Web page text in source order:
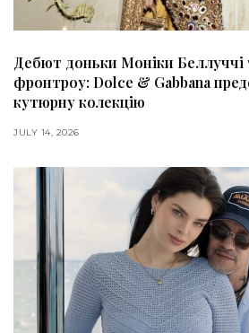
Дебют доньки Моніки
фронтроу: Dolce & Gabbana
кутюрну колекцію
JULY 14, 2026